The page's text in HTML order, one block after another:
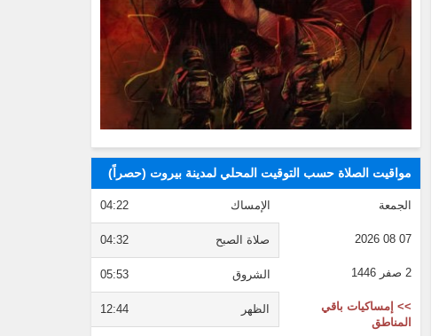
مواقيت الصلاة حسب التوقيت المحلي لمدينة بيروت (حصراً)
الجمعة
07 08 2026
2 صفر 1446
>> إمساكيات باقي
المناطق
الإمساك 04:22
صلاة الصبح 04:32
الشروق 05:53
الظهر 12:44